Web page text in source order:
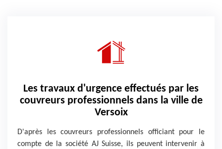
Les travaux d'urgence effectués par les
couvreurs professionnels dans la ville de
Versoix
D'après les couvreurs professionnels officiant pour le
compte de la société AJ Suisse, ils peuvent intervenir à